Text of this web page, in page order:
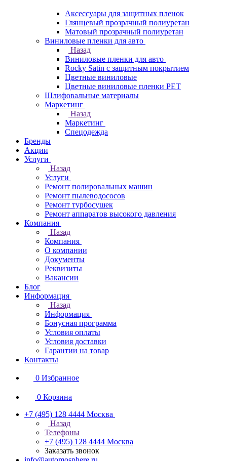
Аксессуары для защитных пленок
Глянцевый прозрачный полиуретан
Матовый прозрачный полиуретан
Виниловые пленки для авто
Назад
Виниловые пленки для авто
Rocky Satin с защитным покрытием
Цветные виниловые
Цветные виниловые пленки PET
Шлифовальные материалы
Маркетинг
Назад
Маркетинг
Спецодежда
Бренды
Акции
Услуги
Назад
Услуги
Ремонт полировальных машин
Ремонт пылеводососов
Ремонт турбосушек
Ремонт аппаратов высокого давления
Компания
Назад
Компания
О компании
Документы
Реквизиты
Вакансии
Блог
Информация
Назад
Информация
Бонусная программа
Условия оплаты
Условия доставки
Гарантии на товар
Контакты
0 Избранное
0 Корзина
+7 (495) 128 4444 Москва
Назад
Телефоны
+7 (495) 128 4444 Москва
Заказать звонок